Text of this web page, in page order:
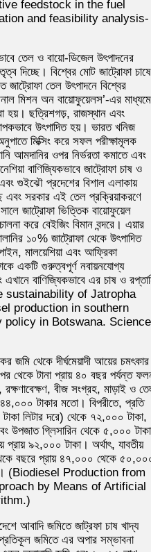
feedstock in the fuel
and feasibility analysis-
তেল ও বায়ো-ডিজেল উৎপাদনের
দিচ্ছে। বিশ্বের মোট জাট্রোফা
তেল উৎপাদনে বিশ্বের
মিশন অন বায়োফুয়েলস’-এর মাধ্যমে
হয়। ছত্রিশগড়, রাজস্থান এবং
উৎপাদিত হয়। ভারত খনিজ
মিক্সিং করে সফল পরীক্ষামূলক
আমদানির ওপর নির্ভরতা কমাতে এবং
বাণিজ্যিকভাবে জাট্রোফা চাষ ও
গুইঝৌ প্রদেশের বিশাল এলাকায়
এবং সরকার এই তেল প্রক্রিয়াকরণে
জাট্রোফা ভিত্তিক বায়োফুয়েল
করে বেইজিং বিমান বন্দরে। এয়ার
১০% জাট্রোফা থেকে উৎপাদিত
মালয়েশিয়া এবং আফ্রিকা
একটি গুরুত্বপূর্ণ নবায়নযোগ্য
বাণিজ্যিকভাবে এর চাষ ও
sustainability of Jatropha
production in southern
in Botswana. Science
জমি থেকে দীর্ঘমেয়াদী আয়ের চমৎকার
থেকে টানা প্রায় ৪০ বছর পর্যন্ত
বীজ সংগ্রহ, মাড়াই ও
টাকার মতো। বিপরীতে, প্রতি
লিটার দরে) থেকে ৭২,০০০ টাকা,
উপজাত গ্লিসারিন থেকে ৫,০০০ টাকা
৯২,০০০ টাকা। অর্থাৎ, যাবতীয়
বছরে প্রায় ৪৭,০০০ থেকে
(Biodiesel Production from
by Means of Artificial
আবাদি জমিতে জাট্রফা চাষ খাদ্য
জমিতে এর অপার সম্ভাবনা